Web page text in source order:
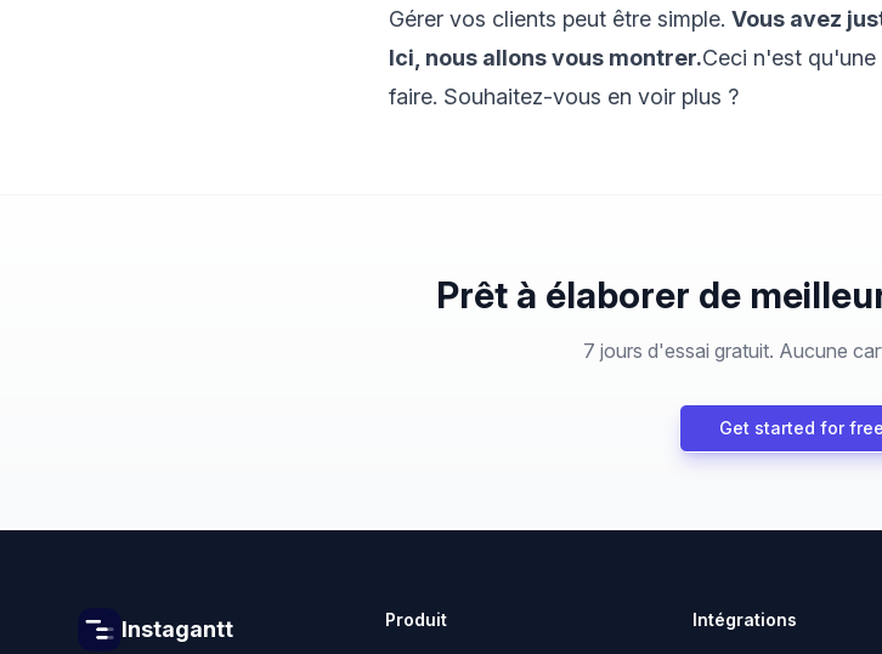
Gérer vos clients peut être simple. Vous avez
Ici, nous allons vous montrer.Ceci n'est
faire. Souhaitez-vous en voir plus ?
Prêt à élaborer de
7 jours d'essai gratuit. Aucune
Get started for free
Instagantt Produit Intégrations